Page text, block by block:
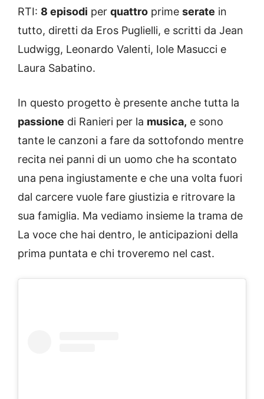
RTI: 8 episodi per quattro prime serate in
tutto, diretti da Eros Puglielli, e scritti da Jean
Ludwigg, Leonardo Valenti, Iole Masucci e
Laura Sabatino.
In questo progetto è presente anche tutta la
passione di Ranieri per la musica, e sono
tante le canzoni a fare da sottofondo mentre
recita nei panni di un uomo che ha scontato
una pena ingiustamente e che una volta fuori
dal carcere vuole fare giustizia e ritrovare la
sua famiglia. Ma vediamo insieme la trama de
La voce che hai dentro, le anticipazioni della
prima puntata e chi troveremo nel cast.